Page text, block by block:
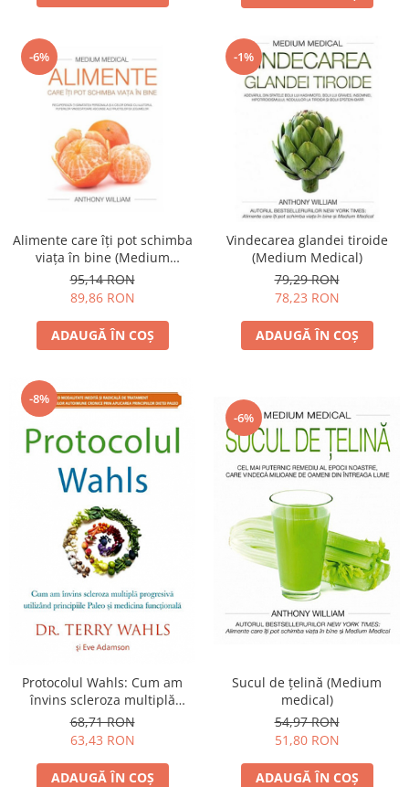
-6%
Alimente care îţi pot schimba
viaţa în bine (Medium
medical)
95,14 RON
89,86 RON
ADAUGĂ ÎN COȘ
-1%
Vindecarea glandei tiroide
(Medium Medical)
79,29 RON
78,23 RON
ADAUGĂ ÎN COȘ
-8%
Protocolul Wahls: Cum am
învins scleroza multiplă
progresivă utilizând
principiile Paleo şi medicina
funcţională
68,71 RON
63,43 RON
ADAUGĂ ÎN COȘ
-6%
Sucul de ţelină (Medium
medical)
54,97 RON
51,80 RON
ADAUGĂ ÎN COȘ